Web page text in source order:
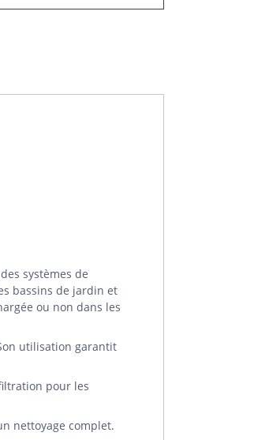
systèmes de
bassins de jardin et
ou non dans les
utilisation garantit
pour les
nettoyage complet.